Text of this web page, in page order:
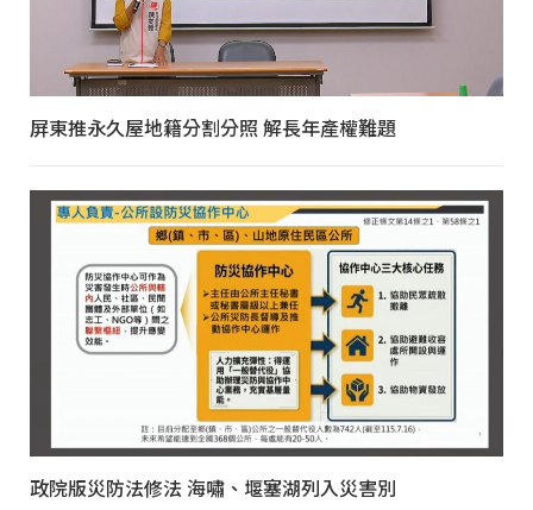
屏東推永久屋地籍分割分照 解長年產權難題
政院版災防法修法 海嘯、堰塞湖列入災害別